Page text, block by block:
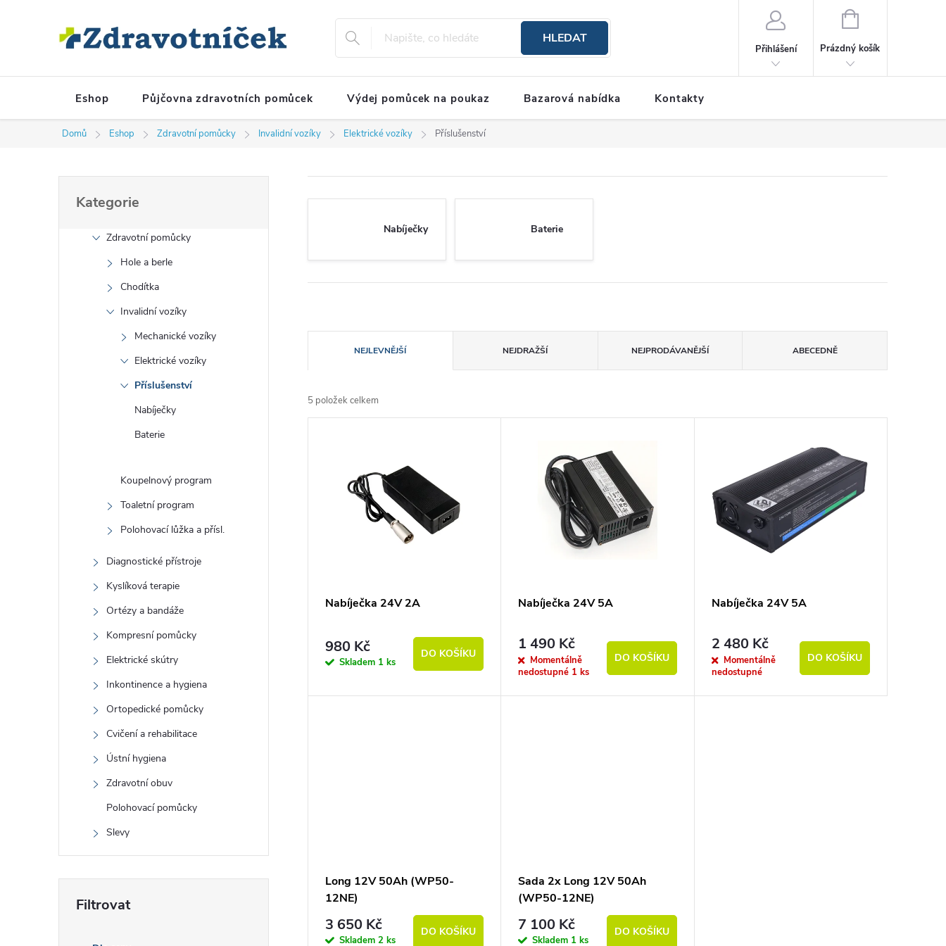
HLEDAT
Přihlášení
NÁKUPNÍ KOŠÍK
Prázdný košík
Eshop Půjčovna zdravotních pomůcek Výdej pomůcek na poukaz Bazarová nabídka Kontakty
Domů Eshop Zdravotní pomůcky Invalidní vozíky Elektrické vozíky Příslušenství
Kategorie
Zdravotní pomůcky
Hole a berle
Chodítka
Invalidní vozíky
Mechanické vozíky
Elektrické vozíky
Příslušenství
Nabíječky
Baterie
Koupelnový program
Toaletní program
Polohovací lůžka a přísl.
Diagnostické přístroje
Kyslíková terapie
Ortézy a bandáže
Kompresní pomůcky
Elektrické skútry
Inkontinence a hygiena
Ortopedické pomůcky
Cvičení a rehabilitace
Ústní hygiena
Zdravotní obuv
Polohovací pomůcky
Slevy
Nabíječky Baterie
Řazení produktů
NEJLEVNĚJŠÍ NEJDRAŽŠÍ NEJPRODÁVANĚJŠÍ ABECEDNĚ
5 položek celkem
Nabíječka 24V 2A
980 Kč
Skladem 1 ks
DO KOŠÍKU
Nabíječka 24V 5A
1 490 Kč
Momentálně
nedostupné 1 ks
DO KOŠÍKU
Nabíječka 24V 5A
2 480 Kč
Momentálně
nedostupné
DO KOŠÍKU
Long 12V 50Ah (WP50-
12NE)
3 650 Kč
Skladem 2 ks
DO KOŠÍKU
Sada 2x Long 12V 50Ah
(WP50-12NE)
7 100 Kč
Skladem 1 ks
DO KOŠÍKU